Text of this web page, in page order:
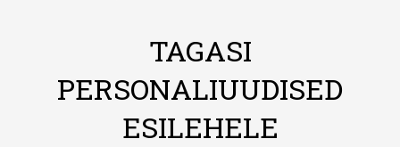
TAGASI
PERSONALIUUDISED
ESILEHELE